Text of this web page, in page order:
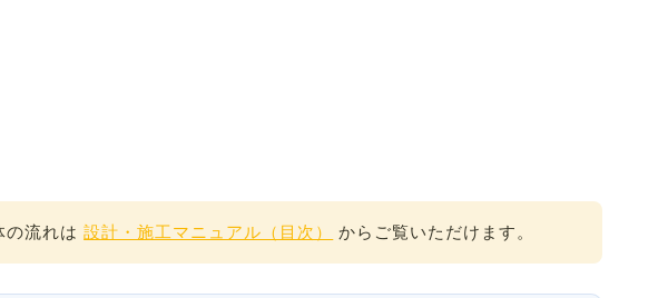
の流れは設計・施工マニュアル（目次） からご覧いただけます。